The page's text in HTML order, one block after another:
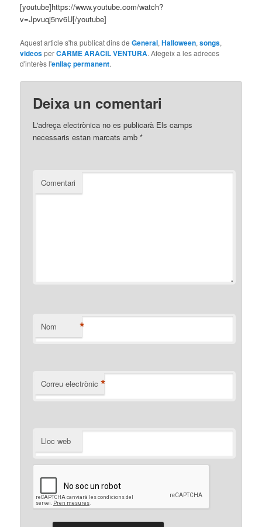
[youtube]https://www.youtube.com/watch?
v=Jpvuqj5nv6U[/youtube]
Aquest article s'ha publicat dins deGeneral,Halloween,songs,
videosperCARME ARACIL VENTURA. Afegeix a les adreces
d'interès l'enllaç permanent.
Deixa un comentari
L'adreça electrònica no es publicarà Els camps
necessaris estan marcats amb*
Comentari
Nom *
Correu electrònic *
Lloc web